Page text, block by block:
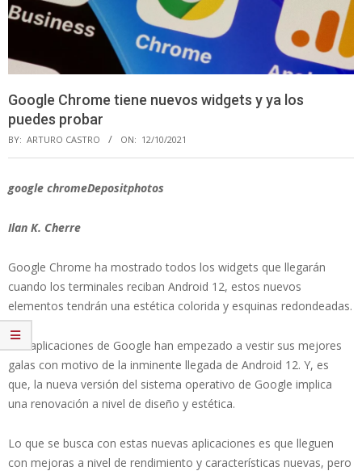
Google Chrome tiene nuevos widgets y ya los
puedes probar
BY: ARTURO CASTRO ON: 12/10/2021
google chromeDepositphotos
Ilan K. Cherre
Google Chrome ha mostrado todos los widgets que llegarán
cuando los terminales reciban Android 12, estos nuevos
elementos tendrán una estética colorida y esquinas redondeadas.
Las aplicaciones de Google han empezado a vestir sus mejores
galas con motivo de la inminente llegada de Android 12. Y, es
que, la nueva versión del sistema operativo de Google implica
una renovación a nivel de diseño y estética.
Lo que se busca con estas nuevas aplicaciones es que lleguen
con mejoras a nivel de rendimiento y características nuevas, pero